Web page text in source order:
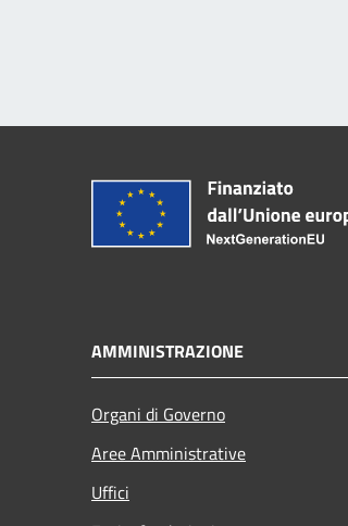
AMMINISTRAZIONE
Organi di Governo
Aree Amministrative
Uffici